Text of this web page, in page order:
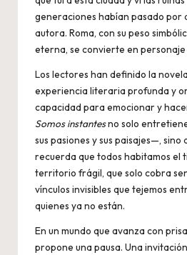
generaciones habían pasado por
autora. Roma, con su peso
eterna, se convierte en
Los lectores han definido la
experiencia literaria profunda y
capacidad para emocionar y
Somos instantesno solo
sus pasiones y sus paisajes—, sino
recuerda que todos habitamos el
territorio frágil, que solo cobra
vínculos invisibles que tejemos
quienes ya no están.
En un mundo que avanza con
propone una pausa. Una